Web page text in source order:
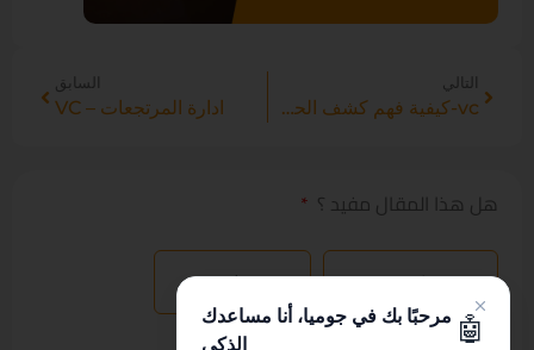
التالي
vc-كيفية فهم كشف الحساب
السابق
ادارة المرتجعات – VC
هل هذا المقال مفيد ؟
نعم لا
🤖 مرحبًا بك في جوميا، أنا مساعدك
الذكي